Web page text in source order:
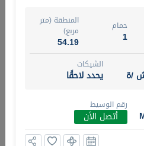
أتصل الأن
حمام
1
المنطقة (متر
مربع)
54.19
/ة
الشيكات
يحدد لاحقًا
رقم الوسيط
أتصل الأن